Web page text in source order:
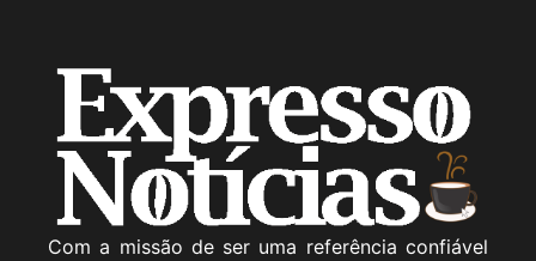
Com a missão de ser uma referência confiável